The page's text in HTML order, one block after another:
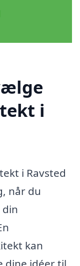
i
i Ravsted
når du
din
kan